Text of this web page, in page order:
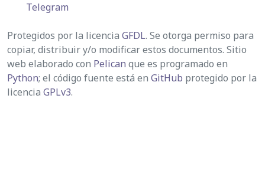
Telegram
Protegidos por la licencia GFDL. Se otorga permiso para
copiar, distribuir y/o modificar estos documentos. Sitio
web elaborado con Pelican que es programado en
Python; el código fuente está en GitHub protegido por la
licencia GPLv3.